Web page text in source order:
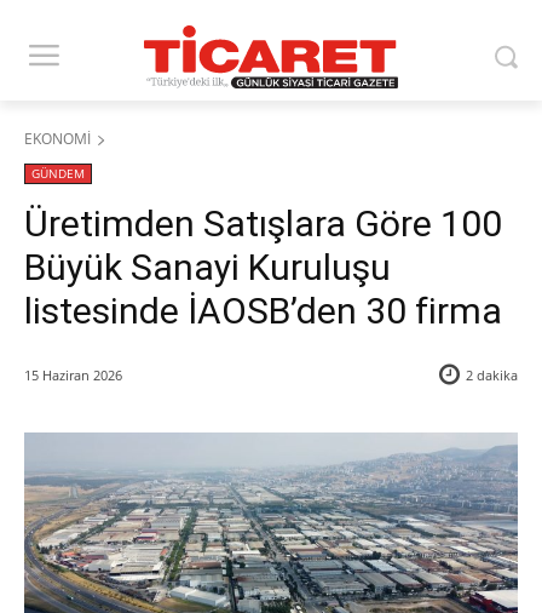
EKONOMİ
GÜNDEM
​Üretimden Satışlara Göre 100
Büyük Sanayi Kuruluşu
listesinde İAOSB’den 30 firma
15 Haziran 2026 2 dakika